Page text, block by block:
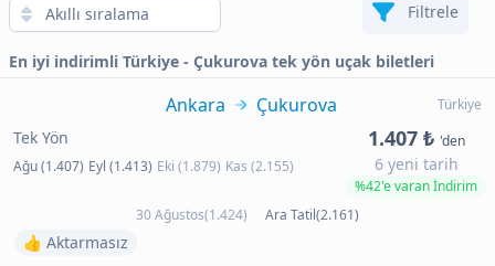
Filtrele
En iyi indirimli Türkiye - Çukurova tek yön uçak biletleri
Türkiye
Ankara Çukurova
Tek Yön
Ağu (1.407) Eyl (1.413) Eki (1.879) Kas (2.155)
1.407 ₺ 'den
6 yeni tarih
%42'e varan İndirim
30 Ağustos(1.424)
Ara Tatil(2.161)
👍 Aktarmasız